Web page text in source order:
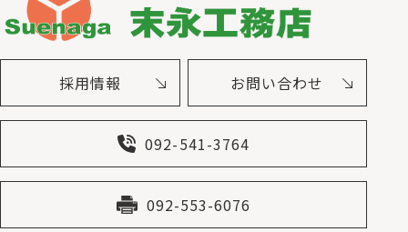
採用情報 お問い合わせ
092-541-3764
092-553-6076